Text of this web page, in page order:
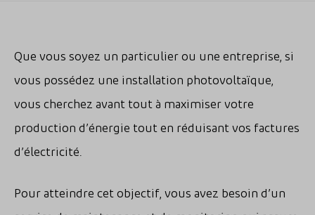
Que vous soyez un particulier ou une entreprise, si
vous possédez une installation photovoltaïque,
vous cherchez avant tout à maximiser votre
production d’énergie tout en réduisant vos factures
d’électricité.
Pour atteindre cet objectif, vous avez besoin d’un